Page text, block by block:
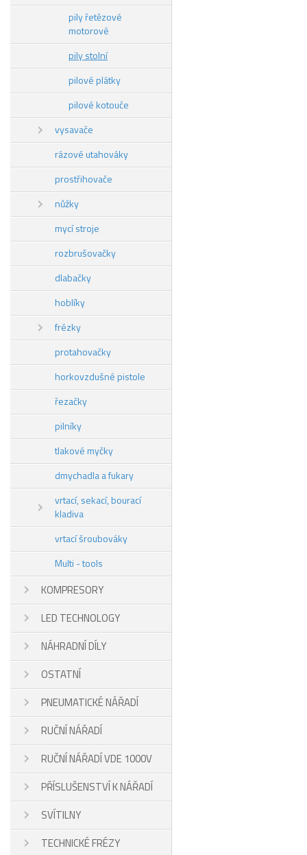
pily řetězové
motorové
pily stolní
pilové plátky
pilové kotouče
vysavače
rázové utahováky
prostřihovače
nůžky
mycí stroje
rozbrušovačky
dlabačky
hoblíky
frézky
protahovačky
horkovzdušné pistole
řezačky
pilníky
tlakové myčky
dmychadla a fukary
vrtací, sekací, bourací
kladiva
vrtací šroubováky
Multi - tools
KOMPRESORY
LED TECHNOLOGY
NÁHRADNÍ DÍLY
OSTATNÍ
PNEUMATICKÉ NÁŘADÍ
RUČNÍ NÁŘADÍ
RUČNÍ NÁŘADÍ VDE 1000V
PŘÍSLUŠENSTVÍ K NÁŘADÍ
SVÍTILNY
TECHNICKÉ FRÉZY